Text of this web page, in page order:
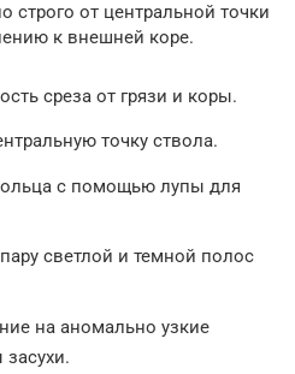
строго от центральной точки
к внешней коре.
среза от грязи и коры.
точку ствола.
с помощью лупы для
светлой и темной полос
на аномально узкие